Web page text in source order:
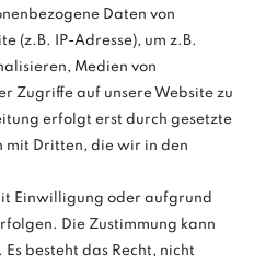
Preise aus dem Mobilfunknetz
und
Daten von
(z.B. IP-Adresse), um z.B.
Medien von
Zugriffe auf unsere Website zu
erfolgt erst durch gesetzte
mit Dritten, die wir in den
Einwilligung oder aufgrund
Die Zustimmung kann
besteht das Recht, nicht